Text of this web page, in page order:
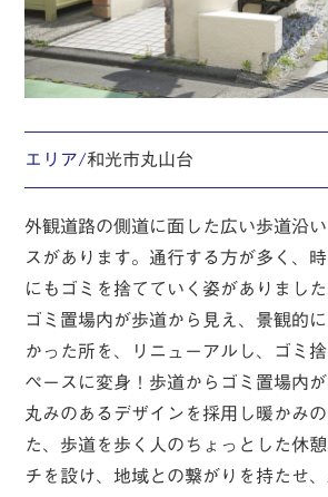
エリア/和光市丸山台
外観道路の側道に面した広い歩道沿
スがあります。通行する方が多く、
にもゴミを捨てていく姿がありまし
ゴミ置場内が歩道から見え、景観的
かった所を、リニューアルし、ゴミ
ペースに変身！歩道からゴミ置場内が
丸みのあるデザインを採用し暖かみ
た、歩道を歩く人のちょっとした休
チを設け、地域との繋がりを持たせ